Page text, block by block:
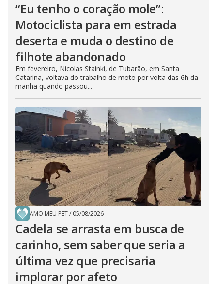
“Eu tenho o coração mole”:
Motociclista para em estrada
deserta e muda o destino de
filhote abandonado
Em fevereiro, Nicolas Stainki, de Tubarão, em Santa
Catarina, voltava do trabalho de moto por volta das 6h da
manhã quando passou...
AMO MEU PET/ 05/08/2026
Cadela se arrasta em busca de
carinho, sem saber que seria a
última vez que precisaria
implorar por afeto